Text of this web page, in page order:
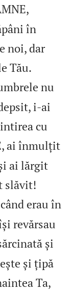
în
noi, dar
Tău.
nu
i‑ai
cu
ai înmulțit
ai lărgit
slăvit!
erau în
revărsau
și
și țipă
Ta,